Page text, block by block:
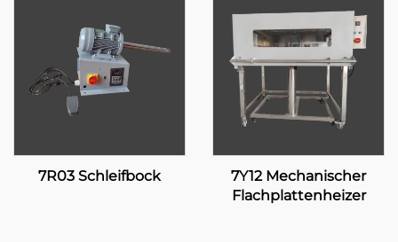
7R03 Schleifbock
7Y12 Mechanischer
Flachplattenheizer